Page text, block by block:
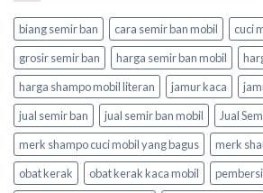
biang semir ban cara semir ban mobil
cuci
grosir semir ban
harga semir ban mobil
harga shampo mobil literan
jamur kaca
jual semir ban
jual semir ban mobil
Jual
merk shampo cuci mobil yang bagus
merk
obat kerak
obat kerak kaca mobil